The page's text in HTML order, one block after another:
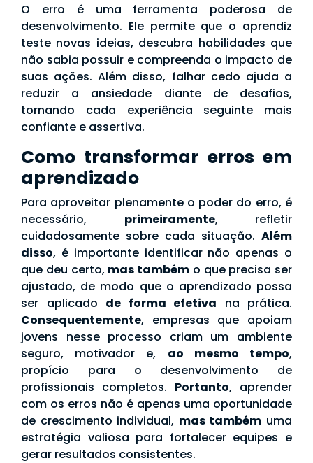
O erro é uma ferramenta poderosa de
desenvolvimento. Ele permite que o aprendiz
teste novas ideias, descubra habilidades que
não sabia possuir e compreenda o impacto de
suas ações. Além disso, falhar cedo ajuda a
reduzir a ansiedade diante de desafios,
tornando cada experiência seguinte mais
confiante e assertiva.
Como transformar erros em
aprendizado
Para aproveitar plenamente o poder do erro, é
necessário, primeiramente, refletir
cuidadosamente sobre cada situação. Além
disso, é importante identificar não apenas o
que deu certo, mas também o que precisa ser
ajustado, de modo que o aprendizado possa
ser aplicado de forma efetiva na prática.
Consequentemente, empresas que apoiam
jovens nesse processo criam um ambiente
seguro, motivador e, ao mesmo tempo,
propício para o desenvolvimento de
profissionais completos. Portanto, aprender
com os erros não é apenas uma oportunidade
de crescimento individual, mas também uma
estratégia valiosa para fortalecer equipes e
gerar resultados consistentes.